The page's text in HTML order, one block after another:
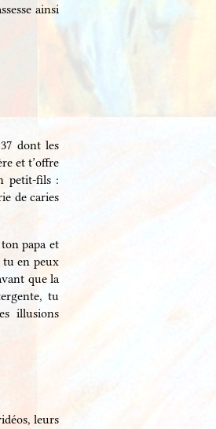
ainsi
dont les
et t’offre
petit-fils :
de caries
papa et
tu en peux
que la
tu
illusions
leurs